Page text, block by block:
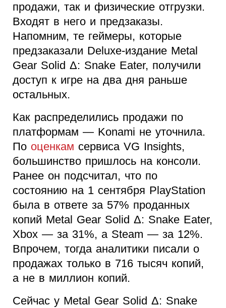
продажи, так и физические отгрузки.
Входят в него и предзаказы.
Напомним, те геймеры, которые
предзаказали Deluxe-издание Metal
Gear Solid Δ: Snake Eater, получили
доступ к игре на два дня раньше
остальных.
Как распределились продажи по
платформам — Konami не уточнила.
По оценкам сервиса VG Insights,
большинство пришлось на консоли.
Ранее он подсчитал, что по
состоянию на 1 сентября PlayStation
была в ответе за 57% проданных
копий Metal Gear Solid Δ: Snake Eater,
Xbox — за 31%, а Steam — за 12%.
Впрочем, тогда аналитики писали о
продажах только в 716 тысяч копий,
а не в миллион копий.
Сейчас у Metal Gear Solid Δ: Snake